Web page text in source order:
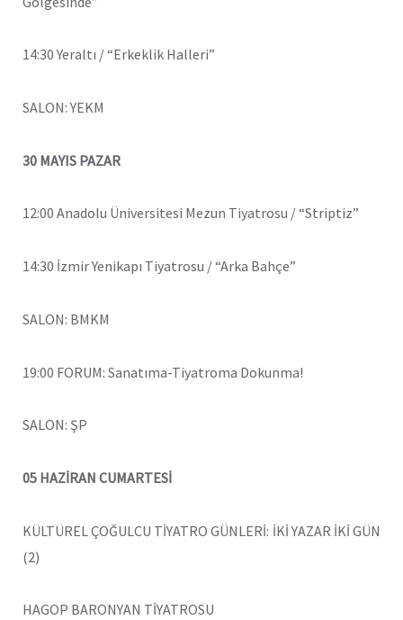
14:30 Yeraltı / “Erkeklik Halleri”
SALON: YEKM
30 MAYIS PAZAR
12:00 Anadolu Üniversitesi Mezun Tiyatrosu / “Striptiz”
14:30 İzmir Yenikapı Tiyatrosu / “Arka Bahçe”
SALON: BMKM
19:00 FORUM: Sanatıma-Tiyatroma Dokunma!
SALON: ŞP
05 HAZİRAN CUMARTESİ
KÜLTÜREL ÇOĞULCU TİYATRO GÜNLERİ: İKİ YAZAR İKİ GÜN
(2)
HAGOP BARONYAN TİYATROSU